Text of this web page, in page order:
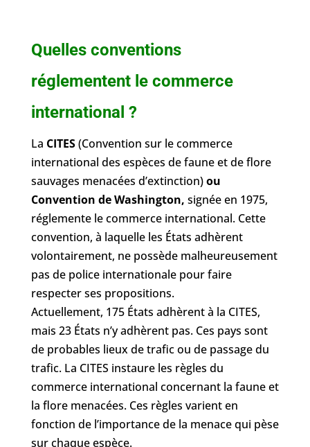
Quelles conventions
réglementent le commerce
international ?
La CITES(Convention sur le commerce
international des espèces de faune et de flore
sauvages menacées d’extinction)ou
Convention de Washington, signée en 1975,
réglemente le commerce international. Cette
convention, à laquelle les États adhèrent
volontairement, ne possède malheureusement
pas de police internationale pour faire
respecter ses propositions.
Actuellement, 175 États adhèrent à la CITES,
mais 23 États n’y adhèrent pas. Ces pays sont
de probables lieux de trafic ou de passage du
trafic. La CITES instaure les règles du
commerce international concernant la faune et
la flore menacées. Ces règles varient en
fonction de l’importance de la menace qui pèse
sur chaque espèce.